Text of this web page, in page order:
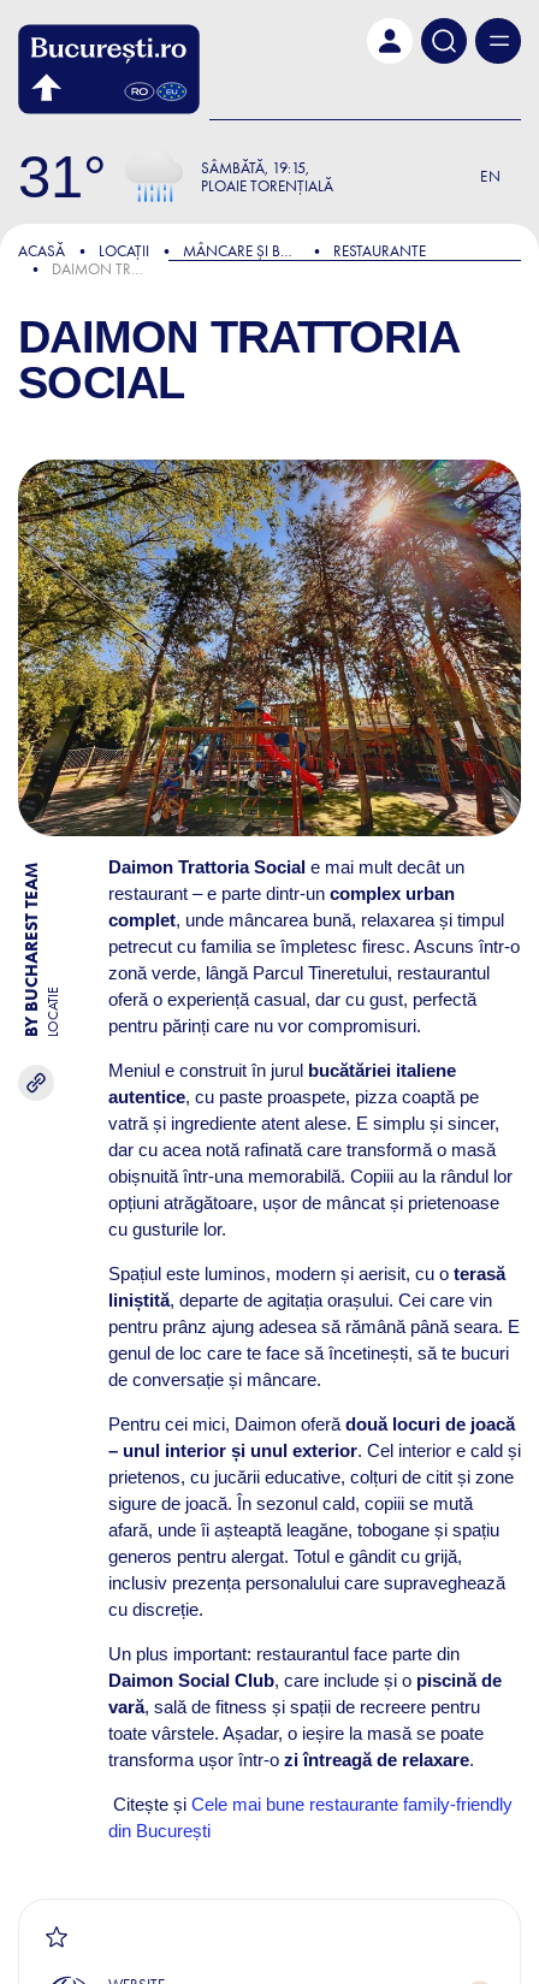
31 SÂMBĂTĂ 19:15
PLOAIE TORENȚIALĂ
EN
ACASĂ LOCAȚII MÂNCARE ȘI BĂUTURĂ
RESTAURANTE
DAIMON TRATTORIA SOCIAL
DAIMON TRATTORIA
SOCIAL
BY BUCHAREST TEAM LOCATIE
Daimon Trattoria Sociale mai mult decât un
restaurant – e parte dintr-un complex urban
complet, unde mâncarea bună, relaxarea și timpul
petrecut cu familia se împletesc firesc. Ascuns într-o
zonă verde, lângă Parcul Tineretului, restaurantul
oferă o experiență casual, dar cu gust, perfectă
pentru părinți care nu vor compromisuri.
Meniul e construit în jurul bucătăriei italiene
autentice, cu paste proaspete, pizza coaptă pe
vatră și ingrediente atent alese. E simplu și sincer,
dar cu acea notă rafinată care transformă o masă
obișnuită într-una memorabilă. Copiii au la rândul lor
opțiuni atrăgătoare, ușor de mâncat și prietenoase
cu gusturile lor.
Spațiul este luminos, modern și aerisit, cu o terasă
liniștită, departe de agitația orașului. Cei care vin
pentru prânz ajung adesea să rămână până seara. E
genul de loc care te face să încetinești, să te bucuri
de conversație și mâncare.
Pentru cei mici, Daimon oferă două locuri de joacă
– unul interior și unul exterior. Cel interior e cald și
prietenos, cu jucării educative, colțuri de citit și zone
sigure de joacă. În sezonul cald, copiii se mută
afară, unde îi așteaptă leagăne, tobogane și spațiu
generos pentru alergat. Totul e gândit cu grijă,
inclusiv prezența personalului care supraveghează
cu discreție.
Un plus important: restaurantul face parte din
Daimon Social Club, care include și o piscină de
vară, sală de fitness și spații de recreere pentru
toate vârstele. Așadar, o ieșire la masă se poate
transforma ușor într-o zi întreagă de relaxare.
Citește și Cele mai bune restaurante family-friendly
din București